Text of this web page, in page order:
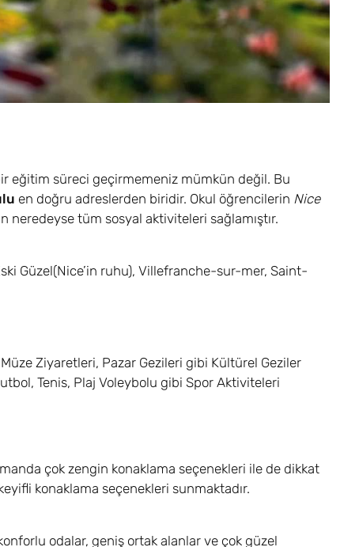
eğitim süreci geçirmemeniz mümkün değil. Bu
en doğru adreslerden biridir. Okul öğrencilerin Nice
neredeyse tüm sosyal aktiviteleri sağlamıştır.
Güzel(Nice’in ruhu), Villefranche-sur-mer, Saint-
Ziyaretleri, Pazar Gezileri gibi Kültürel Geziler
Tenis, Plaj Voleybolu gibi Spor Aktiviteleri
çok zengin konaklama seçenekleri ile de dikkat
konaklama seçenekleri sunmaktadır.
odalar, geniş ortak alanlar ve çok güzel